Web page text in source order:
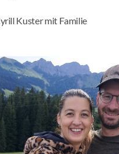
Kuster mit Familie